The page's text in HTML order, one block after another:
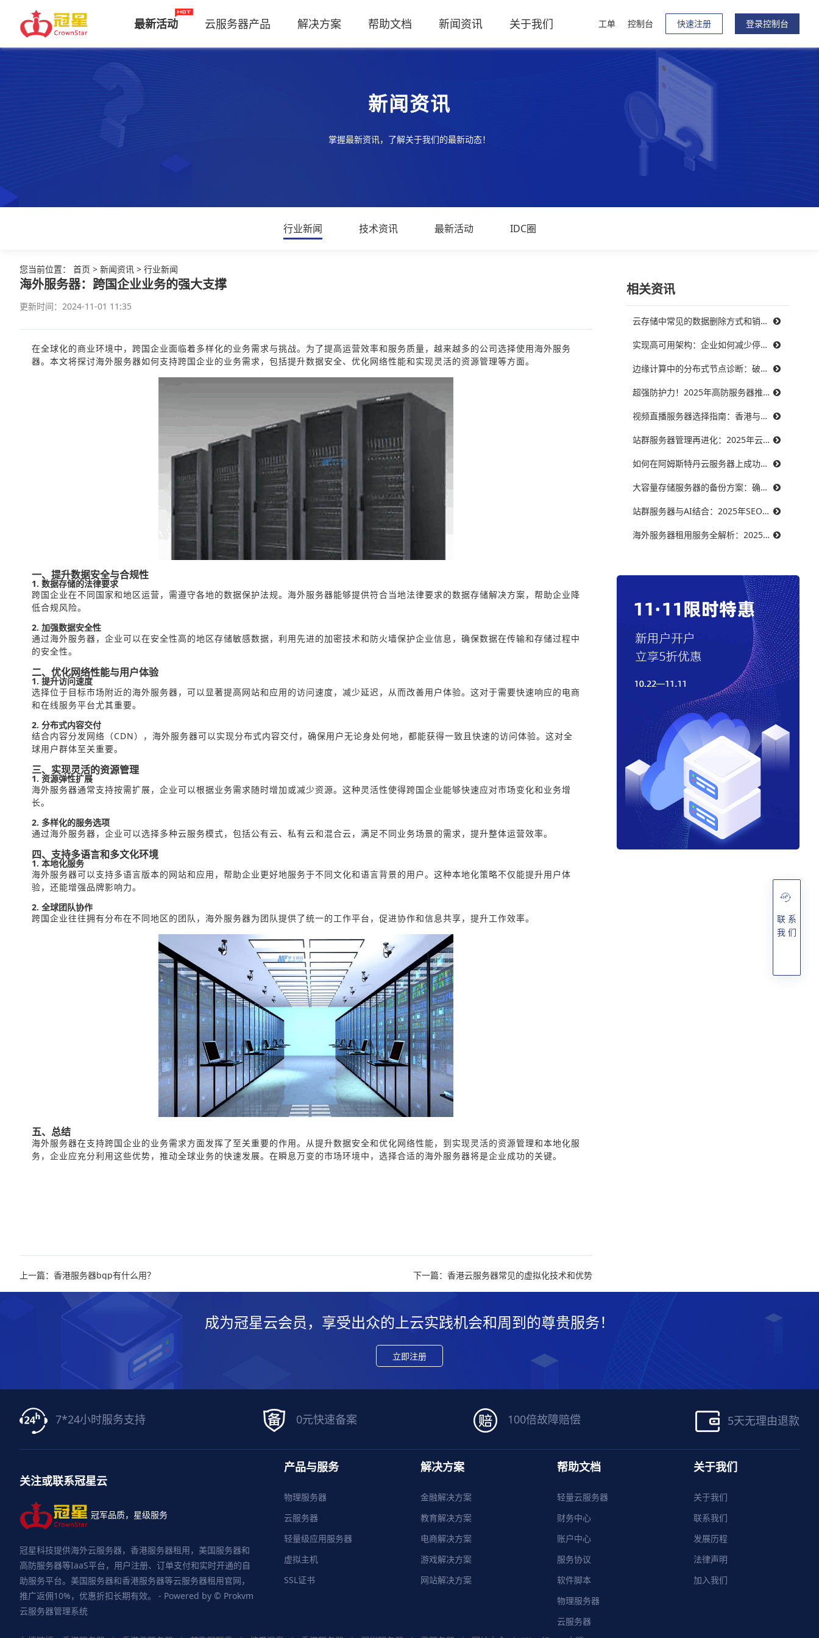
最新活动 云服务器产品 解决方案 帮助文档 新闻资讯 关于我们 工单 控制台 快速注册 登录控制台
新闻资讯
掌握最新资讯，了解关于我们的最新动态！
行业新闻 技术资讯 最新活动 IDC圈
您当前位置： 首页 > 新闻资讯 > 行业新闻
海外服务器：跨国企业业务的强大支撑
更新时间：2024-11-01 11:35
在全球化的商业环境中，跨国企业面临着多样化的业务需求与挑战。为了提高运营效率和服务质量，越来越多的公司选择使用海外服务
器。本文将探讨海外服务器如何支持跨国企业的业务需求，包括提升数据安全、优化网络性能和实现灵活的资源管理等方面。
一、提升数据安全与合规性
1. 数据存储的法律要求
跨国企业在不同国家和地区运营，需遵守各地的数据保护法规。海外服务器能够提供符合当地法律要求的数据存储解决方案，帮助企业降
低合规风险。
2. 加强数据安全性
通过海外服务器，企业可以在安全性高的地区存储敏感数据，利用先进的加密技术和防火墙保护企业信息，确保数据在传输和存储过程中
的安全性。
二、优化网络性能与用户体验
1. 提升访问速度
选择位于目标市场附近的海外服务器，可以显著提高网站和应用的访问速度，减少延迟，从而改善用户体验。这对于需要快速响应的电商
和在线服务平台尤其重要。
2. 分布式内容交付
结合内容分发网络（CDN），海外服务器可以实现分布式内容交付，确保用户无论身处何地，都能获得一致且快速的访问体验。这对全
球用户群体至关重要。
三、实现灵活的资源管理
1. 资源弹性扩展
海外服务器通常支持按需扩展，企业可以根据业务需求随时增加或减少资源。这种灵活性使得跨国企业能够快速应对市场变化和业务增
长。
2. 多样化的服务选项
通过海外服务器，企业可以选择多种云服务模式，包括公有云、私有云和混合云，满足不同业务场景的需求，提升整体运营效率。
四、支持多语言和多文化环境
1. 本地化服务
海外服务器可以支持多语言版本的网站和应用，帮助企业更好地服务于不同文化和语言背景的用户。这种本地化策略不仅能提升用户体
验，还能增强品牌影响力。
2. 全球团队协作
跨国企业往往拥有分布在不同地区的团队，海外服务器为团队提供了统一的工作平台，促进协作和信息共享，提升工作效率。
五、总结
海外服务器在支持跨国企业的业务需求方面发挥了至关重要的作用。从提升数据安全和优化网络性能，到实现灵活的资源管理和本地化服
务，企业应充分利用这些优势，推动全球业务的快速发展。在瞬息万变的市场环境中，选择合适的海外服务器将是企业成功的关键。
上一篇：香港服务器bgp有什么用？ 下一篇：香港云服务器常见的虚拟化技术和优势
相关资讯
云存储中常见的数据删除方式和销毁策略
实现高可用架构：企业如何减少停机时间，提升业务连续性
边缘计算中的分布式节点诊断：破解三大难题，提升系统可靠性
超强防护力！2025年高防服务器推荐，保障你的在线服务不受威胁
视频直播服务器选择指南：香港与美国带宽对比，哪个更能满足需求？
站群服务器管理再进化：2025年云技术提升效率的最佳实践
如何在阿姆斯特丹云服务器上成功搭建智能制造系统？
大容量存储服务器的备份方案：确保数据安全无忧
站群服务器与AI结合：2025年SEO优化的未来趋势
海外服务器租用服务全解析：2025年十大优秀提供商推荐
成为冠星云会员，享受出众的上云实践机会和周到的尊贵服务！
立即注册
7*24小时服务支持 0元快速备案 100倍故障赔偿 5天无理由退款
关注或联系冠星云
冠军品质，星级服务
冠星科技提供海外云服务器，香港服务器租用，美国服务器和
高防服务器等IaaS平台，用户注册、订单支付和实时开通的自
助服务平台。美国服务器和香港服务器等云服务器租用官网，
推广返佣10%，优惠折扣长期有效。 - Powered by © Prokvm
云服务器管理系统
产品与服务
物理服务器
云服务器
轻量级应用服务器
虚拟主机
SSL证书
解决方案
金融解决方案
教育解决方案
电商解决方案
游戏解决方案
网站解决方案
帮助文档
轻量云服务器
财务中心
账户中心
服务协议
软件脚本
物理服务器
云服务器
关于我们
关于我们
联系我们
发展历程
法律声明
加入我们
联 系
我 们